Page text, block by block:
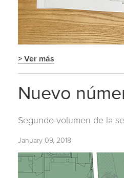
> Ver más
Nuevo
Segundo volumen de la
January 09, 2018